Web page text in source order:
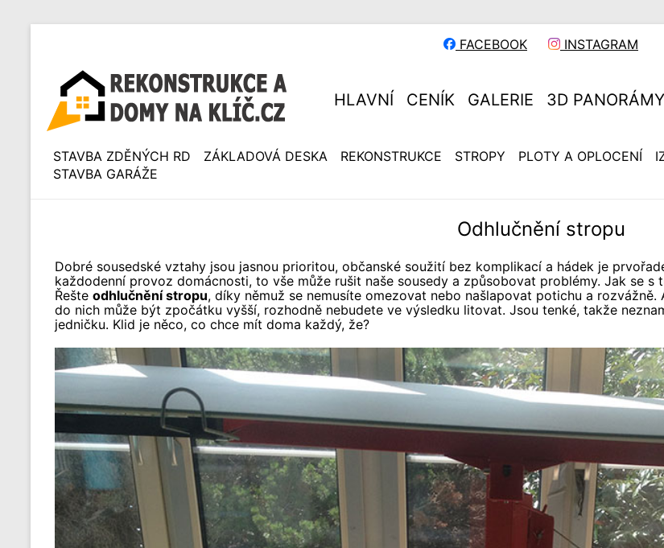
FACEBOOK INSTAGRAM
HLAVNÍ CENÍK GALERIE 3D PANORÁMY
STAVBA ZDĚNÝCH RD ZÁKLADOVÁ DESKA REKONSTRUKCE STROPY PLOTY A OPLOCENÍ
STAVBA GARÁŽE
Odhlučnění stropu
Dobré sousedské vztahy jsou jasnou prioritou, občanské soužití bez komplikací a hádek je
každodenní provoz domácnosti, to vše může rušit naše sousedy a způsobovat problémy. Jak se
Řešte odhlučnění stropu, díky němuž se nemusíte omezovat nebo našlapovat potichu a
do nich může být zpočátku vyšší, rozhodně nebudete ve výsledku litovat. Jsou tenké, takže
jedničku. Klid je něco, co chce mít doma každý, že?